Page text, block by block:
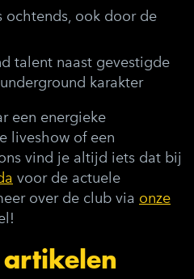
ochtends, ook door de
talent naast gevestigde
karakter
een energieke
liveshow of een
vind je altijd iets dat bij
voor de actuele
over de club via onze